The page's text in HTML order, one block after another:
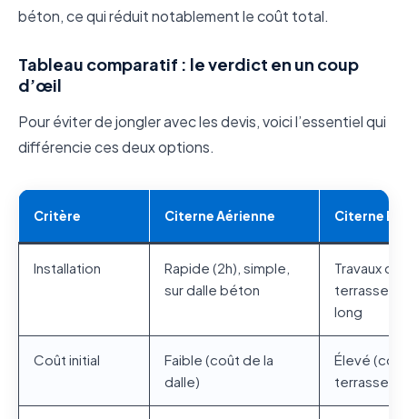
béton, ce qui réduit notablement le coût total.
Tableau comparatif : le verdict en un coup
d’œil
Pour éviter de jongler avec les devis, voici l’essentiel qui
différencie ces deux options.
Critère Citerne Aérienne Citerne
Installation
Rapide (2h), simple,
sur dalle béton
Travaux de
long
Coût initial
Faible (coût de la
dalle)
Élevé